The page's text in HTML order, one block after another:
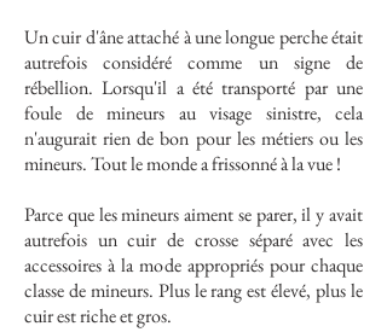
Un cuir d'âne attaché à une longue perche était
autrefois considéré comme un signe de
rébellion. Lorsqu'il a été transporté par une
foule de mineurs au visage sinistre, cela
n'augurait rien de bon pour les métiers ou les
mineurs. Tout le monde a frissonné à la vue !
Parce que les mineurs aiment se parer, il y avait
autrefois un cuir de crosse séparé avec les
accessoires à la mode appropriés pour chaque
classe de mineurs. Plus le rang est élevé, plus le
cuir est riche et gros.